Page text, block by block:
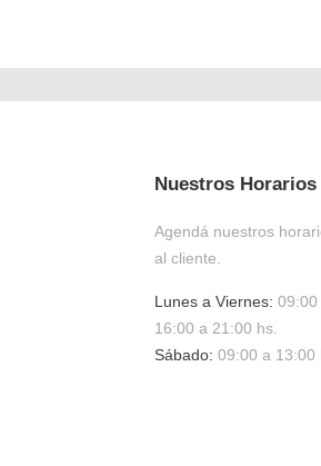
Nuestros Horarios
Agendá nuestros
al cliente.
Lunes a Viernes: 09:00
16:00 a 21:00 hs.
Sábado: 09:00 a 13:00